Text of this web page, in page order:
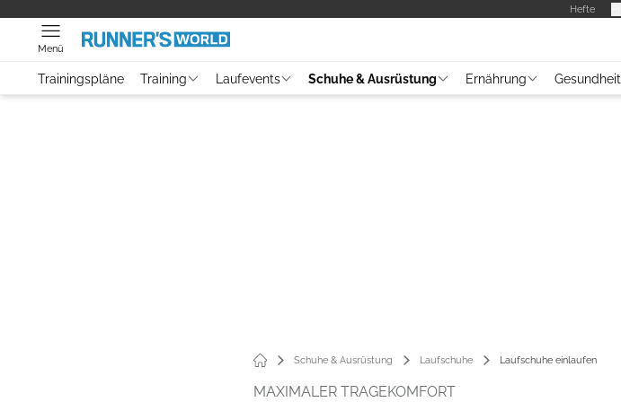
Hefte
Menü
Trainingspläne Training Laufevents Schuhe & Ausrüstung Ernährung Gesundheit
Schuhe & Ausrüstung Laufschuhe Laufschuhe einlaufen
MAXIMALER TRAGEKOMFORT